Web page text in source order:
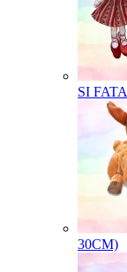
SI FATA
30CM)